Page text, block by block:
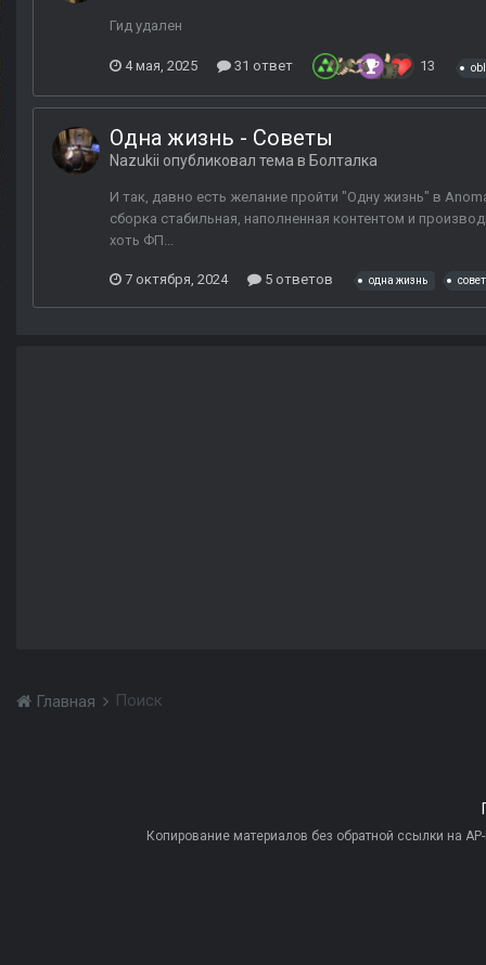
Гид удален
4 мая, 2025 31 ответ 13
Одна жизнь - Советы
Nazukii опубликовал тема в Болталка
И так, давно есть желание пройти "Одну жизнь" в
сборка стабильная, наполненная контентом и
хоть ФП...
7 октября, 2024 5 ответов одна жизнь
Главная Поиск
Копирование материалов без обратной ссылки на